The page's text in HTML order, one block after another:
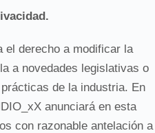
el derecho a modificar la
a novedades legislativas o
de la industria. En
anunciará en esta
con razonable antelación a